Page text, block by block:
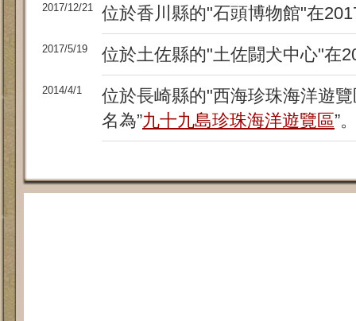
2017/12/21 位於香川縣的"石頭博物館"在
2017/5/19 位於土佐縣的"土佐闘犬中心"在
2014/4/1
位於長崎縣的"西海珍珠海洋遊
名為”九十九島珍珠海洋遊覽區”